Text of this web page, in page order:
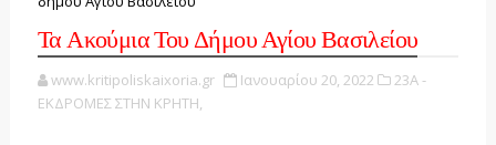
Τα Ακούμια Του Δήμου Αγίου Βασιλείου
www.kritipoliskaixoria.gr Ιανουαρίου 20, 2022
23Α -
ΕΚΔΡΟΜΕΣ ΣΤΗΝ ΚΡΗΤΗ,